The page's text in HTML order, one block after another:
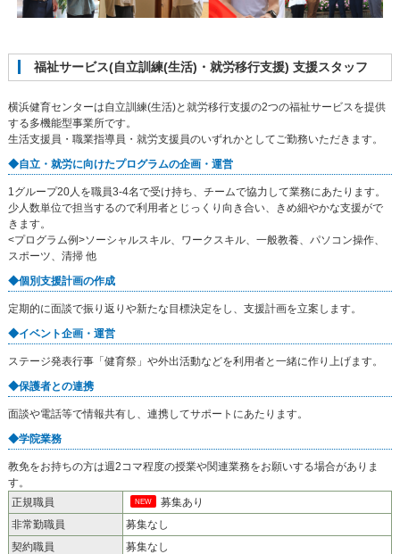
福祉サービス(自立訓練(生活)・就労移行支援) 支援スタッフ
横浜健育センターは自立訓練(生活)と就労移行支援の2つの福祉サービスを提供
する多機能型事業所です。
生活支援員・職業指導員・就労支援員のいずれかとしてご勤務いただきます。
◆自立・就労に向けたプログラムの企画・運営
1グループ20人を職員3-4名で受け持ち、チームで協力して業務にあたります。
少人数単位で担当するので利用者とじっくり向き合い、きめ細やかな支援がで
きます。
<プログラム例>ソーシャルスキル、ワークスキル、一般教養、パソコン操作、
スポーツ、清掃 他
◆個別支援計画の作成
定期的に面談で振り返りや新たな目標決定をし、支援計画を立案します。
◆イベント企画・運営
ステージ発表行事「健育祭」や外出活動などを利用者と一緒に作り上げます。
◆保護者との連携
面談や電話等で情報共有し、連携してサポートにあたります。
◆学院業務
教免をお持ちの方は週2コマ程度の授業や関連業務をお願いする場合がありま
す。
正規職員
NEW
募集あり
非常勤職員
募集なし
契約職員
募集なし